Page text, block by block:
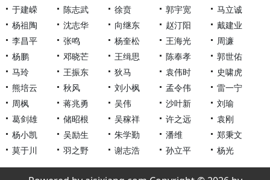
于建嵘
陈志武 徐贲 郭宇宽
马立诚
杨祖陶
沈志华 向继东 赵汀阳
戴建业
李昌平
张鸣 杨奎松 王海光
周濂
杨鹏
邓晓芒 王缉思 陈奉孝
郭世佑
马玲
王振东 狄马 袁伟时
史啸虎
熊培云
秋风 刘小枫 孟令伟
雷一宁
周枫
蒋兆勇 吴伟 沙叶新
刘瑜
葛剑雄
储昭根 吴稼祥 许之远
袁刚
杨小凯
吴励生 朱学勤 潘维
郑秉文
莫于川
羽之野 谢志浩 孙立平 杨光